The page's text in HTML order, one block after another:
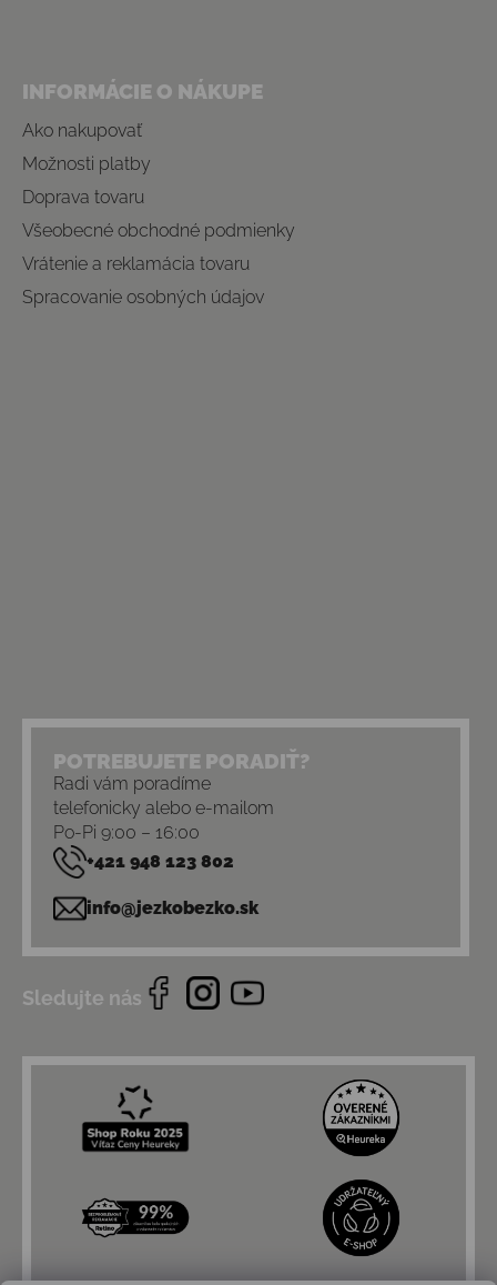
INFORMÁCIE O NÁKUPE
Ako nakupovať
Možnosti platby
Doprava tovaru
Všeobecné obchodné podmienky
Vrátenie a reklamácia tovaru
Spracovanie osobných údajov
POTREBUJETE PORADIŤ?
Radi vám poradíme
telefonicky alebo e-mailom
Po-Pi 9:00 – 16:00
+421 948 123 802
info@jezkobezko.sk
Sledujte nás